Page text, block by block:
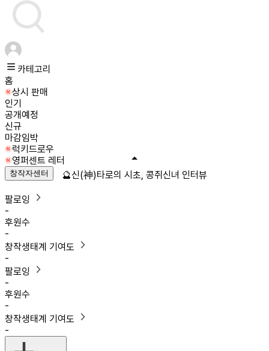
카테고리
홈
상시 판매
인기
공개예정
신규
마감임박
럭키드로우
영퍼센트 레터
창작자센터
팔로잉
-
후원수
-
창작생태계 기여도
-
팔로잉
-
후원수
-
창작생태계 기여도
-
🔮신(神)타로의 시초, 콩쥐신녀 인터뷰